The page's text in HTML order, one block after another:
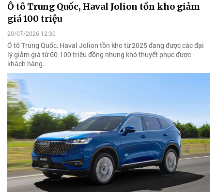
Ô tô Trung Quốc, Haval Jolion tồn kho giảm
giá 100 triệu
20/07/2026 12:30
Ô tô Trung Quốc, Haval Jolion tồn kho từ 2025 đang được các đại
lý giảm giá từ 60-100 triệu đồng nhưng khó thuyết phục được
khách hàng.